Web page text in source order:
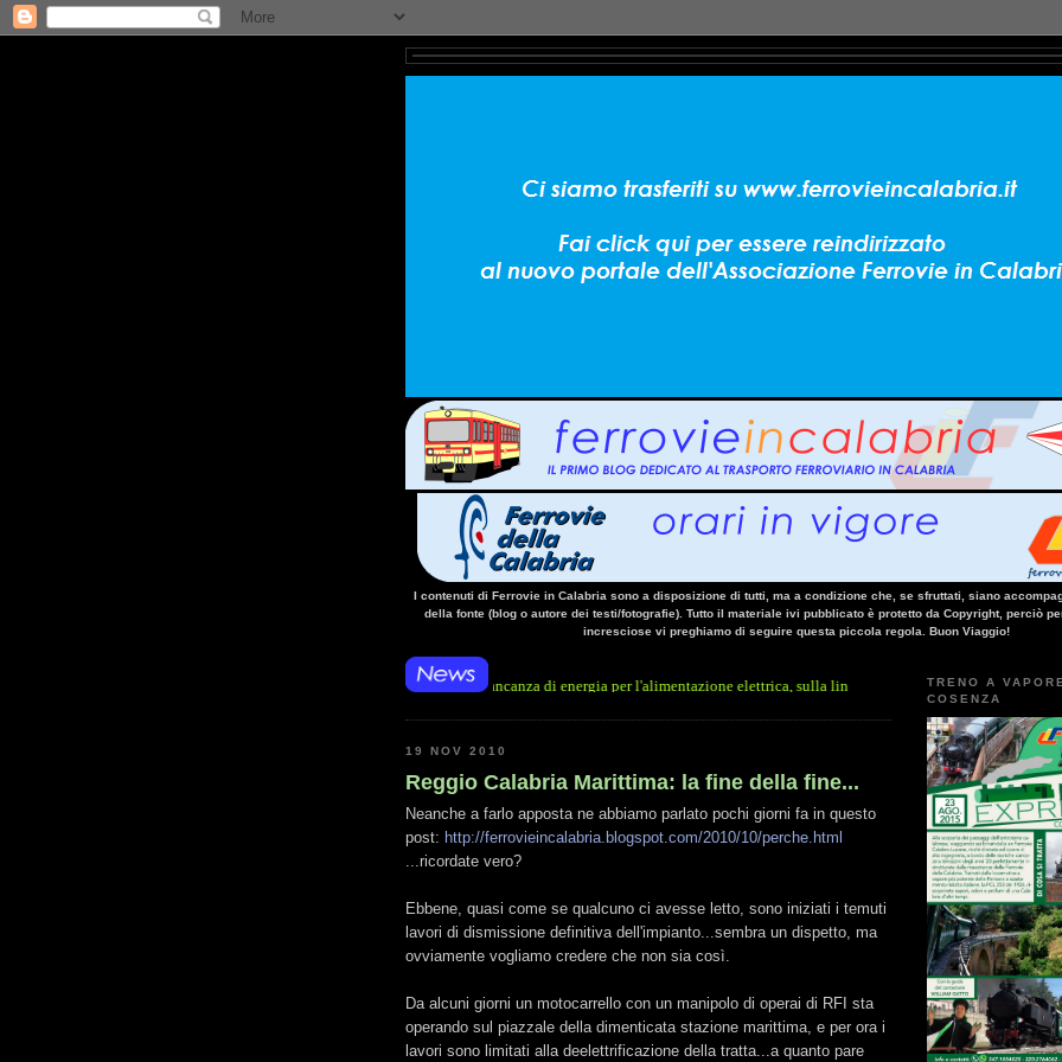
I contenuti di Ferrovie in Calabria sono a disposizione di tutti, ma a condizione che, se sfruttati, siano
della fonte (blog o autore dei testi/fotografie). Tutto il materiale ivi pubblicato è protetto da Copyright, perciò
incresciose vi preghiamo di seguire questa piccola regola. Buon Viaggio!
• 14/10/14 • La mancanza di energia per l'alimentazione elettrica, sulla linea Paola - Cosenza, causa l'arresto
19 NOV 2010
Reggio Calabria Marittima: la fine della fine...
Neanche a farlo apposta ne abbiamo parlato pochi giorni fa in questo
post: http://ferrovieincalabria.blogspot.com/2010/10/perche.html
...ricordate vero?
Ebbene, quasi come se qualcuno ci avesse letto, sono iniziati i temuti
lavori di dismissione definitiva dell'impianto...sembra un dispetto, ma
ovviamente vogliamo credere che non sia così.
Da alcuni giorni un motocarrello con un manipolo di operai di RFI sta
operando sul piazzale della dimenticata stazione marittima, e per ora i
lavori sono limitati alla deelettrificazione della tratta...a quanto pare
TRENO A
COSENZA